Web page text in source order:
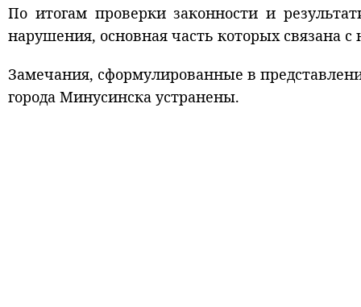
По итогам проверки законности и
нарушения, основная часть которых связана
Замечания, сформулированные в
города Минусинска устранены.